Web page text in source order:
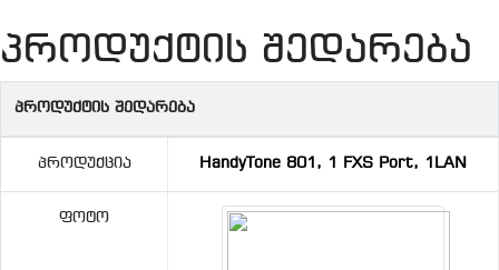
პროდუქტის შედარება
პროდუქტის შედარება
Პროდუქცია HandyTone 801, 1 FXS Port, 1LAN
Ფოტო